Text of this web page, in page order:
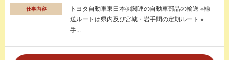
仕事内容
トヨタ自動車東日本㈱関連の自動車部品の輸送 ※輸
送ルートは県内及び宮城・岩手間の定期ルート ※
手...